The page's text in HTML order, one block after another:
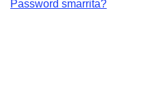
Password smarrita?